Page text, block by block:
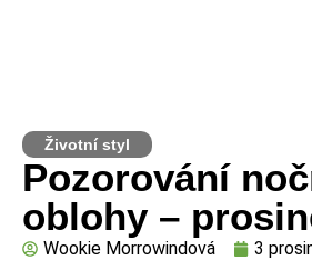
Životní styl
Pozorování
oblohy –
Wookie Morrowindová 3